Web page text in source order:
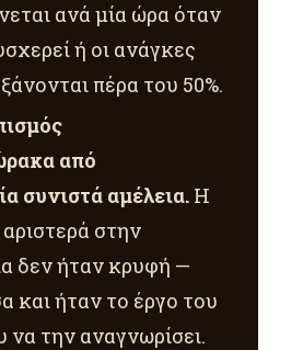
ανά μία ώρα όταν
ή οι ανάγκες
πέρα του 50%.
από
συνιστά αμέλεια. Η
στην
δεν ήταν κρυφή —
και ήταν το έργο του
να την αναγνωρίσει.